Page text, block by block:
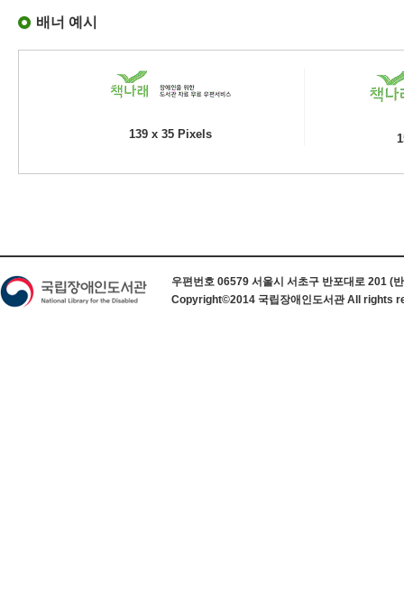
배너 예시
139 x 35 Pixels
우편번호 06579 서울시 서초구 반포대로 201 (
Copyright©2014 국립장애인도서관 All rights